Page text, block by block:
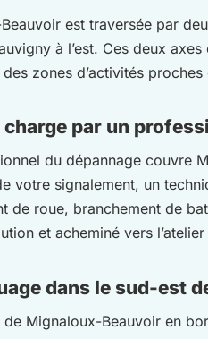
est traversée par
à l’est. Ces deux
zones d’activités
charge par un
du dépannage couvre
votre signalement, un
de roue, branchement de
et acheminé vers
dans le sud-est
Mignaloux-Beauvoir en